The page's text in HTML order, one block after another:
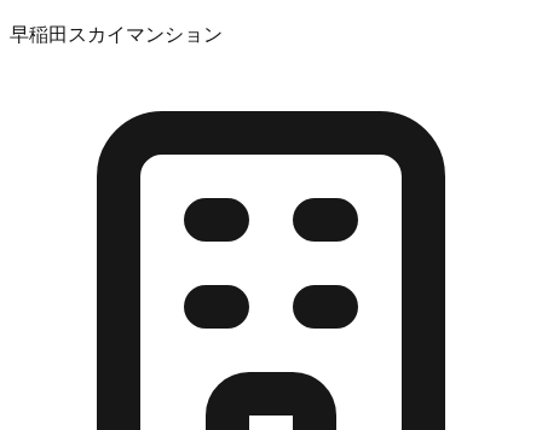
早稲田スカイマンション